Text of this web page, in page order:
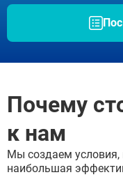
Почему
к нам
Мы создаем условия,
наибольшая
Наро-Фоминск
Орехово-Зуево
Раменское
Сергиев Посад
Серпухов
Чехов